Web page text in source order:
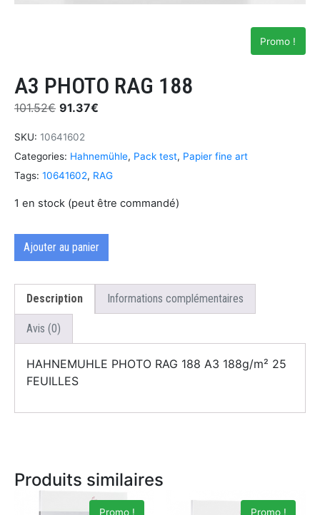
Promo !
A3 PHOTO RAG 188
101.52€ 91.37€
SKU: 10641602
Categories: Hahnemühle, Pack test, Papier fine art
Tags: 10641602, RAG
1 en stock (peut être commandé)
Ajouter au panier
Description Informations complémentaires
Avis (0)
HAHNEMUHLE PHOTO RAG 188 A3 188g/m² 25
FEUILLES
Produits similaires
Promo ! Promo !